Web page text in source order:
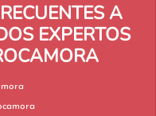
A
EXPERTOS
de Rocamora